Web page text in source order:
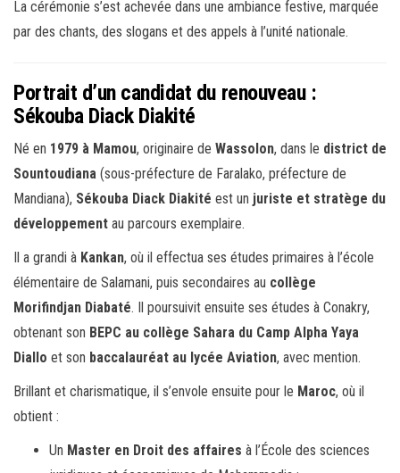
La cérémonie s’est achevée dans une ambiance festive, marquée
par des chants, des slogans et des appels à l’unité nationale.
Portrait d’un candidat du renouveau :
Sékouba Diack Diakité
Né en 1979 à Mamou, originaire de Wassolon, dans le district de
Sountoudiana (sous-préfecture de Faralako, préfecture de
Mandiana), Sékouba Diack Diakité est un juriste et stratège du
développement au parcours exemplaire.
Il a grandi à Kankan, où il effectua ses études primaires à l’école
élémentaire de Salamani, puis secondaires au collège
Morifindjan Diabaté. Il poursuivit ensuite ses études à Conakry,
obtenant son BEPC au collège Sahara du Camp Alpha Yaya
Diallo et son baccalauréat au lycée Aviation, avec mention.
Brillant et charismatique, il s’envole ensuite pour le Maroc, où il
obtient :
Un Master en Droit des affaires à l’École des sciences